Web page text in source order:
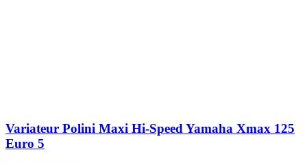
Variateur Polini Maxi Hi-Speed Yamaha Xmax 125
Euro 5